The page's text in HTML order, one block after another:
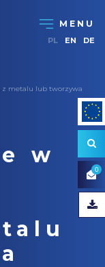
0
PL EN DE
z metalu lub tworzywa
w